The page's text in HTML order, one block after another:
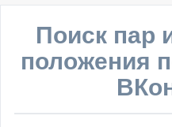
Поиск пар
положения